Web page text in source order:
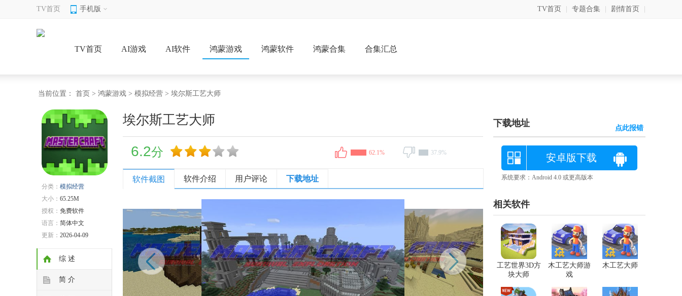
TV首页 手机版 TV首页 专题合集 剧情首页
TV首页 AI游戏 AI软件 鸿蒙游戏 鸿蒙软件 鸿蒙合集 合集汇总
当前位置： 首页 > 鸿蒙游戏 > 模拟经营 > 埃尔斯工艺大师
分类： 模拟经营
大小： 65.25M
授权： 免费软件
语言： 简体中文
更新： 2026-04-09
综 述
简 介
埃尔斯工艺大师
6.2分 62.1% 37.9%
软件截图 软件介绍 用户评论 下载地址
下载地址 点此报错
安卓版下载
系统要求：Android 4.0 或更高版本
相关软件
木工艺大师
木工艺大师游
戏
工艺世界3D方
块大师